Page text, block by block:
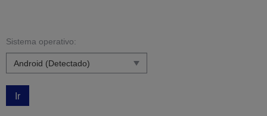
Sistema operativo:
Ir